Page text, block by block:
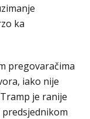
ka
pregovaračima
iako nije
je ranije